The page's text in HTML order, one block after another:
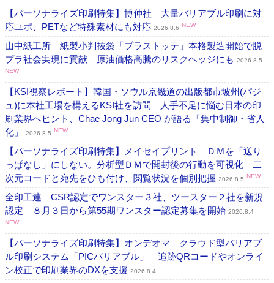
【パーソナライズ印刷特集】博伸社 大量バリアブル印刷に対
応ユポ、PETなど特殊素材にも対応 2026.8.6 NEW
山中紙工所 紙製小判抜袋「プラストッテ」本格製造開始で脱
プラ社会実現に貢献 原油価格高騰のリスクヘッジにも 2026.8.5
NEW
【KSI視察レポート】韓国・ソウル京畿道の出版都市坡州(パジ
ュ)に本社工場を構えるKSI社を訪問 人手不足に悩む日本の印
刷業界へヒント、Chae Jong Jun CEO が語る「集中制御・省人
化」
2026.8.5 NEW
【パーソナライズ印刷特集】メイセイプリント ＤＭを「送り
っぱなし」にしない。分析型ＤＭで開封後の行動を可視化 二
次元コードと宛先をひも付け、閲覧状況を個別把握 2026.8.5 NEW
全印工連 CSR認定でワンスター３社、ツースター２社を新規
認定 ８月３日から第55期ワンスター認定募集を開始 2026.8.4
NEW
【パーソナライズ印刷特集】オンデオマ クラウド型バリアブ
ル印刷システム「PICバリアブル」 追跡QRコードやオンライ
ン校正で印刷業界のDXを支援 2026.8.4